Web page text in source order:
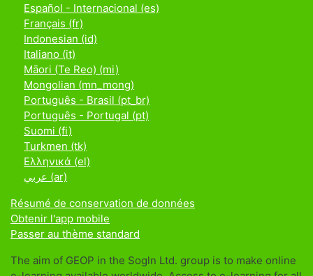
Español - Internacional ‎(es)‎
Français ‎(fr)‎
Indonesian ‎(id)‎
Italiano ‎(it)‎
Māori (Te Reo) ‎(mi)‎
Mongolian ‎(mn_mong)‎
Português - Brasil ‎(pt_br)‎
Português - Portugal ‎(pt)‎
Suomi ‎(fi)‎
Turkmen ‎(tk)‎
Ελληνικά ‎(el)‎
عربي ‎(ar)‎
Résumé de conservation de données
Obtenir l'app mobile
Passer au thème standard
The aim of GEOP in the Sogln Ltd. group is to make online